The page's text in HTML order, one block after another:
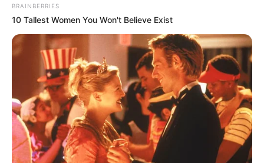
Αυτοί οι αριστεροί, ή μαρξιστές, τροφοδότησαν
πολιτικές που αποδυνάμωσαν πολλές δυτικές χώρες,
όπως οι μεταρρυθμίσεις DEI και οι ποινικές και
μεταρρυθμίσεις, οι οποίες αποδείχθηκαν καταστροφικές
για τη μακροβιότητα της κοινωνίας.
BRAINBERRIES
10 Tallest Women You Won't Believe Exist